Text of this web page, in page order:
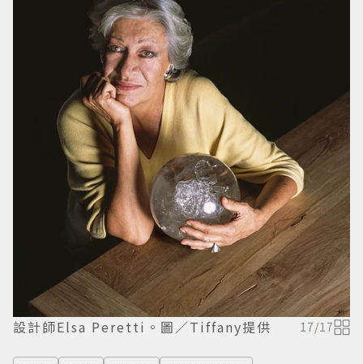
設計師Elsa Peretti。圖／Tiffany提供 17/17